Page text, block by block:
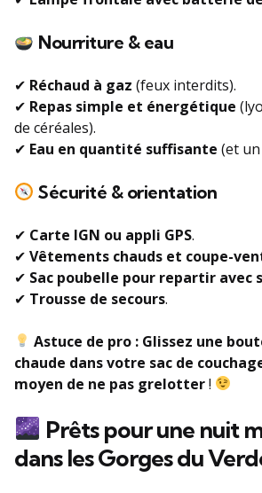
Nourriture & eau
✔ Réchaud à gaz (feux interdits).
✔ Repas simple et énergétique
de céréales).
✔ Eau en quantité suffisante (et
Sécurité & orientation
✔ Carte IGN ou appli GPS.
✔ Vêtements chauds et coupe-
✔ Sac poubelle pour repartir avec
✔ Trousse de secours.
Astuce de pro : Glissez une
chaude dans votre sac de
moyen de ne pas grelotter!
Prêts pour une nuit
dans les Gorges du